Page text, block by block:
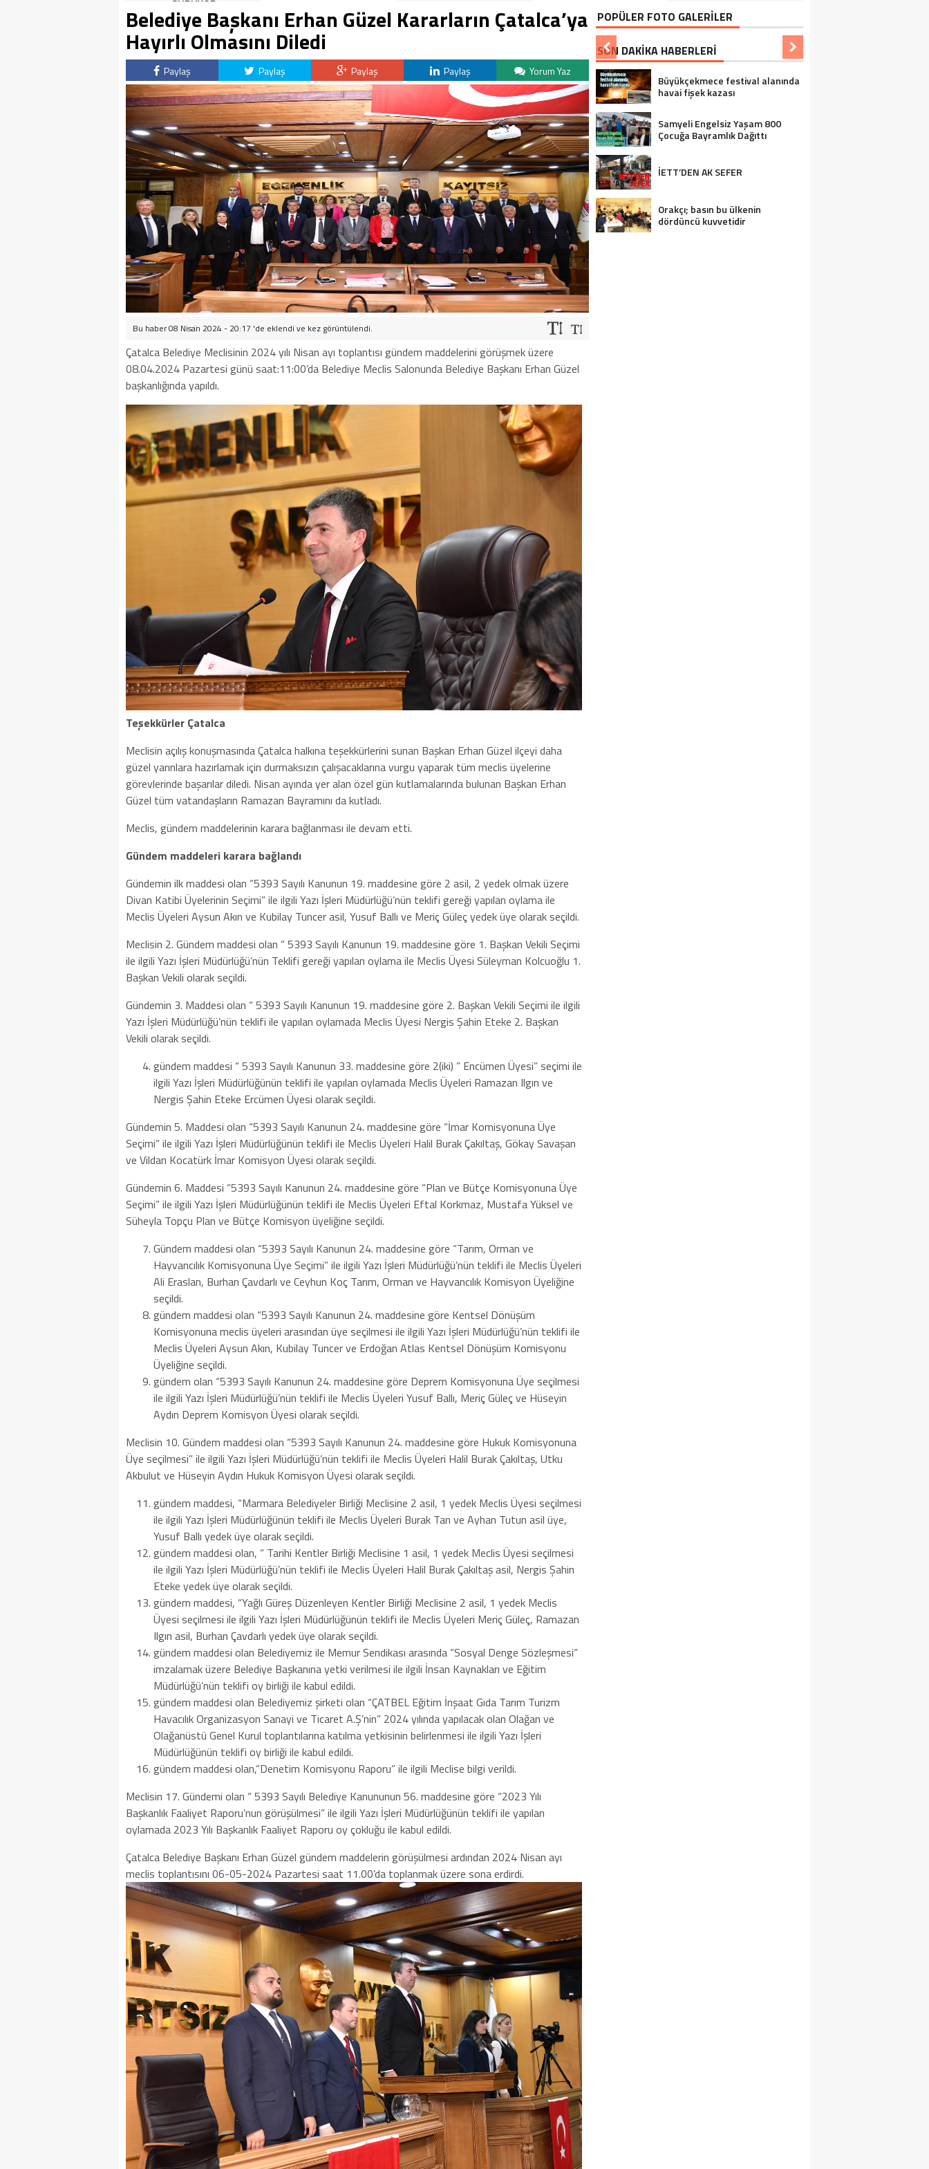
SÜRÜYOR
Belediye Başkanı Erhan Güzel Kararların Çatalca’ya
Hayırlı Olmasını Diledi
Paylaş Paylaş Paylaş Paylaş Yorum Yaz
Bu haber 08 Nisan 2024 - 20:17 'de eklendi ve kez görüntülendi.
Çatalca Belediye Meclisinin 2024 yılı Nisan ayı toplantısı gündem maddelerini görüşmek üzere
08.04.2024 Pazartesi günü saat:11:00’da Belediye Meclis Salonunda Belediye Başkanı Erhan Güzel
başkanlığında yapıldı.
Teşekkürler Çatalca
Meclisin açılış konuşmasında Çatalca halkına teşekkürlerini sunan Başkan Erhan Güzel ilçeyi daha
güzel yarınlara hazırlamak için durmaksızın çalışacaklarına vurgu yaparak tüm meclis üyelerine
görevlerinde başarılar diledi. Nisan ayında yer alan özel gün kutlamalarında bulunan Başkan Erhan
Güzel tüm vatandaşların Ramazan Bayramını da kutladı.
Meclis, gündem maddelerinin karara bağlanması ile devam etti.
Gündem maddeleri karara bağlandı
Gündemin ilk maddesi olan “5393 Sayılı Kanunun 19. maddesine göre 2 asil, 2 yedek olmak üzere
Divan Katibi Üyelerinin Seçimi” ile ilgili Yazı İşleri Müdürlüğü’nün teklifi gereği yapılan oylama ile
Meclis Üyeleri Aysun Akın ve Kubilay Tuncer asil, Yusuf Ballı ve Meriç Güleç yedek üye olarak seçildi.
Meclisin 2. Gündem maddesi olan “ 5393 Sayılı Kanunun 19. maddesine göre 1. Başkan Vekili Seçimi
ile ilgili Yazı İşleri Müdürlüğü’nün Teklifi gereği yapılan oylama ile Meclis Üyesi Süleyman Kolcuoğlu 1.
Başkan Vekili olarak seçildi.
Gündemin 3. Maddesi olan “ 5393 Sayılı Kanunun 19. maddesine göre 2. Başkan Vekili Seçimi ile ilgili
Yazı İşleri Müdürlüğü’nün teklifi ile yapılan oylamada Meclis Üyesi Nergis Şahin Eteke 2. Başkan
Vekili olarak seçildi.
gündem maddesi “ 5393 Sayılı Kanunun 33. maddesine göre 2(iki) ” Encümen Üyesi” seçimi ile
ilgili Yazı İşleri Müdürlüğünün teklifi ile yapılan oylamada Meclis Üyeleri Ramazan Ilgın ve
Nergis Şahin Eteke Ercümen Üyesi olarak seçildi.
Gündemin 5. Maddesi olan “5393 Sayılı Kanunun 24. maddesine göre “İmar Komisyonuna Üye
Seçimi” ile ilgili Yazı İşleri Müdürlüğünün teklifi ile Meclis Üyeleri Halil Burak Çakıltaş, Gökay Savaşan
ve Vildan Kocatürk İmar Komisyon Üyesi olarak seçildi.
Gündemin 6. Maddesi “5393 Sayılı Kanunun 24. maddesine göre “Plan ve Bütçe Komisyonuna Üye
Seçimi” ile ilgili Yazı İşleri Müdürlüğünün teklifi ile Meclis Üyeleri Eftal Korkmaz, Mustafa Yüksel ve
Süheyla Topçu Plan ve Bütçe Komisyon üyeliğine seçildi.
Gündem maddesi olan “5393 Sayılı Kanunun 24. maddesine göre “Tarım, Orman ve
Hayvancılık Komisyonuna Üye Seçimi” ile ilgili Yazı İşleri Müdürlüğü’nün teklifi ile Meclis Üyeleri
Ali Eraslan, Burhan Çavdarlı ve Ceyhun Koç Tarım, Orman ve Hayvancılık Komisyon Üyeliğine
seçildi.
gündem maddesi olan “5393 Sayılı Kanunun 24. maddesine göre Kentsel Dönüşüm
Komisyonuna meclis üyeleri arasından üye seçilmesi ile ilgili Yazı İşleri Müdürlüğü’nün teklifi ile
Meclis Üyeleri Aysun Akın, Kubilay Tuncer ve Erdoğan Atlas Kentsel Dönüşüm Komisyonu
Üyeliğine seçildi.
gündem olan “5393 Sayılı Kanunun 24. maddesine göre Deprem Komisyonuna Üye seçilmesi
ile ilgili Yazı İşleri Müdürlüğü’nün teklifi ile Meclis Üyeleri Yusuf Ballı, Meriç Güleç ve Hüseyin
Aydın Deprem Komisyon Üyesi olarak seçildi.
Meclisin 10. Gündem maddesi olan “5393 Sayılı Kanunun 24. maddesine göre Hukuk Komisyonuna
Üye seçilmesi” ile ilgili Yazı İşleri Müdürlüğü’nün teklifi ile Meclis Üyeleri Halil Burak Çakıltaş, Utku
Akbulut ve Hüseyin Aydın Hukuk Komisyon Üyesi olarak seçildi.
gündem maddesi, “Marmara Belediyeler Birliği Meclisine 2 asil, 1 yedek Meclis Üyesi seçilmesi
ile ilgili Yazı İşleri Müdürlüğünün teklifi ile Meclis Üyeleri Burak Tan ve Ayhan Tutun asil üye,
Yusuf Ballı yedek üye olarak seçildi.
gündem maddesi olan, “ Tarihi Kentler Birliği Meclisine 1 asil, 1 yedek Meclis Üyesi seçilmesi
ile ilgili Yazı İşleri Müdürlüğü’nün teklifi ile Meclis Üyeleri Halil Burak Çakıltaş asil, Nergis Şahin
Eteke yedek üye olarak seçildi.
gündem maddesi, “Yağlı Güreş Düzenleyen Kentler Birliği Meclisine 2 asil, 1 yedek Meclis
Üyesi seçilmesi ile ilgili Yazı İşleri Müdürlüğünün teklifi ile Meclis Üyeleri Meriç Güleç, Ramazan
Ilgın asil, Burhan Çavdarlı yedek üye olarak seçildi.
gündem maddesi olan Belediyemiz ile Memur Sendikası arasında “Sosyal Denge Sözleşmesi”
imzalamak üzere Belediye Başkanına yetki verilmesi ile ilgili İnsan Kaynakları ve Eğitim
Müdürlüğü’nün teklifi oy birliği ile kabul edildi.
gündem maddesi olan Belediyemiz şirketi olan “ÇATBEL Eğitim İnşaat Gıda Tarım Turizm
Havacılık Organizasyon Sanayi ve Ticaret A.Ş’nin” 2024 yılında yapılacak olan Olağan ve
Olağanüstü Genel Kurul toplantılarına katılma yetkisinin belirlenmesi ile ilgili Yazı İşleri
Müdürlüğünün teklifi oy birliği ile kabul edildi.
gündem maddesi olan,”Denetim Komisyonu Raporu” ile ilgili Meclise bilgi verildi.
Meclisin 17. Gündemi olan “ 5393 Sayılı Belediye Kanununun 56. maddesine göre “2023 Yılı
Başkanlık Faaliyet Raporu’nun görüşülmesi” ile ilgili Yazı İşleri Müdürlüğünün teklifi ile yapılan
oylamada 2023 Yılı Başkanlık Faaliyet Raporu oy çokluğu ile kabul edildi.
Çatalca Belediye Başkanı Erhan Güzel gündem maddelerin görüşülmesi ardından 2024 Nisan ayı
meclis toplantısını 06-05-2024 Pazartesi saat 11.00’da toplanmak üzere sona erdirdi.
POPÜLER FOTO GALERİLER
SON DAKİKA HABERLERİ
Büyükçekmece festival alanında
havai fişek kazası
Samyeli Engelsiz Yaşam 800
Çocuğa Bayramlık Dağıttı
İETT’DEN AK SEFER
Orakçı; basın bu ülkenin
dördüncü kuvvetidir